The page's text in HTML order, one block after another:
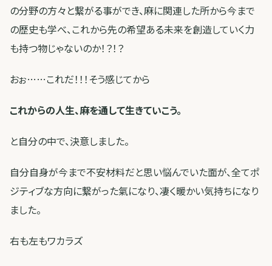
の分野の方々と繋がる事ができ、麻に関連した所から今まで
の歴史も学べ、これから先の希望ある未来を創造していく力
も持つ物じゃないのか！？！？
おぉ……これだ！！！そう感じてから
これからの人生、麻を通して生きていこう。
と自分の中で、決意しました。
自分自身が今まで不安材料だと思い悩んでいた面が、全てポ
ジティブな方向に繋がった氣になり、凄く暖かい気持ちになり
ました。
右も左もワカラズ